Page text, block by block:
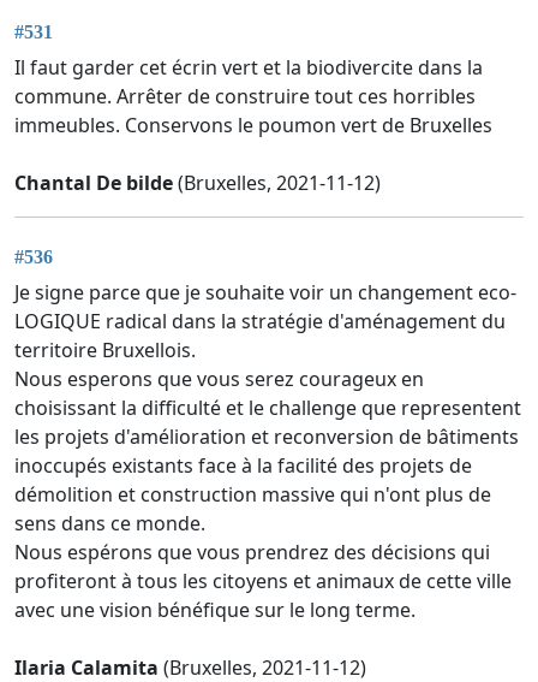
#531
Il faut garder cet écrin vert et la biodivercite dans la
commune. Arrêter de construire tout ces horribles
immeubles. Conservons le poumon vert de Bruxelles
Chantal De bilde(Bruxelles, 2021-11-12)
#536
Je signe parce que je souhaite voir un changement eco-
LOGIQUE radical dans la stratégie d'aménagement du
territoire Bruxellois.
Nous esperons que vous serez courageux en
choisissant la difficulté et le challenge que representent
les projets d'amélioration et reconversion de bâtiments
inoccupés existants face à la facilité des projets de
démolition et construction massive qui n'ont plus de
sens dans ce monde.
Nous espérons que vous prendrez des décisions qui
profiteront à tous les citoyens et animaux de cette ville
avec une vision bénéfique sur le long terme.
Ilaria Calamita (Bruxelles, 2021-11-12)